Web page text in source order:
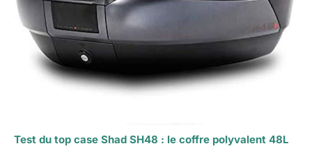
Test du top case Shad SH48 : le coffre polyvalent 48L